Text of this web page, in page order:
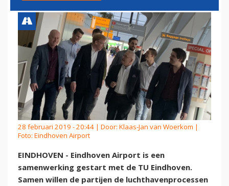
28 februari 2019 - 20:44 | Door: Klaas-Jan van Woerkom |
Foto: Eindhoven Airport
EINDHOVEN - Eindhoven Airport is een
samenwerking gestart met de TU Eindhoven.
Samen willen de partijen de luchthavenprocessen